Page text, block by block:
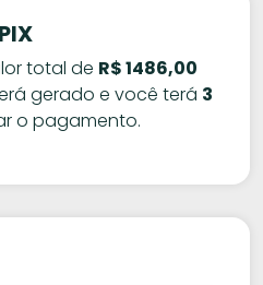
total de R$ 1486,00
gerado e você terá 3
o pagamento.